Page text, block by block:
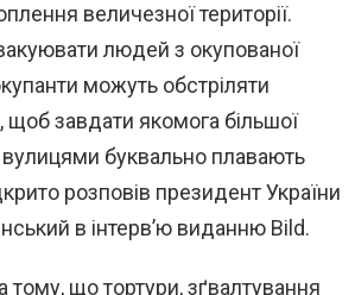
величезної території.
людей з окупованої
можуть обстріляти
щоб завдати якомога більшої
буквально плавають
розповів президент України
в інтерв’ю виданню Bild.
тому, що тортури, зґвалтування